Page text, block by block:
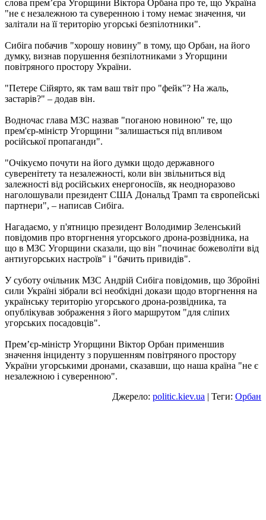
слова премʼєра Угорщини Віктора Орбана про те, що Україна
"не є незалежною та суверенною і тому немає значення, чи
залітали на її територію угорські безпілотники".
Сибіга побачив "хорошу новину" в тому, що Орбан, на його
думку, визнав порушення безпілотниками з Угорщини
повітряного простору України.
"Петере Сійярто, як там ваш твіт про "фейк"? На жаль,
застарів?" – додав він.
Водночас глава МЗС назвав "поганою новиною" те, що
прем'єр-міністр Угорщини "залишається під впливом
російської пропаганди".
"Очікуємо почути на його думки щодо державного
суверенітету та незалежності, коли він звільниться від
залежності від російських енергоносіїв, як неодноразово
наголошували президент США Дональд Трамп та європейські
партнери", – написав Сибіга.
Нагадаємо, у п'ятницю президент Володимир Зеленський
повідомив про вторгнення угорського дрона-розвідника, на
що в МЗС Угорщини сказали, що він "починає божеволіти від
антиугорських настроїв" і "бачить привидів".
У суботу очільник МЗС Андрій Сибіга повідомив, що Збройні
сили Україні зібрали всі необхідні докази щодо вторгнення на
українську територію угорського дрона-розвідника, та
опублікував зображення з його маршрутом "для сліпих
угорських посадовців".
Премʼєр-міністр Угорщини Віктор Орбан применшив
значення інциденту з порушенням повітряного простору
України угорськими дронами, сказавши, що наша країна "не є
незалежною і суверенною".
Джерело: politic.kiev.ua | Теги: Орбан